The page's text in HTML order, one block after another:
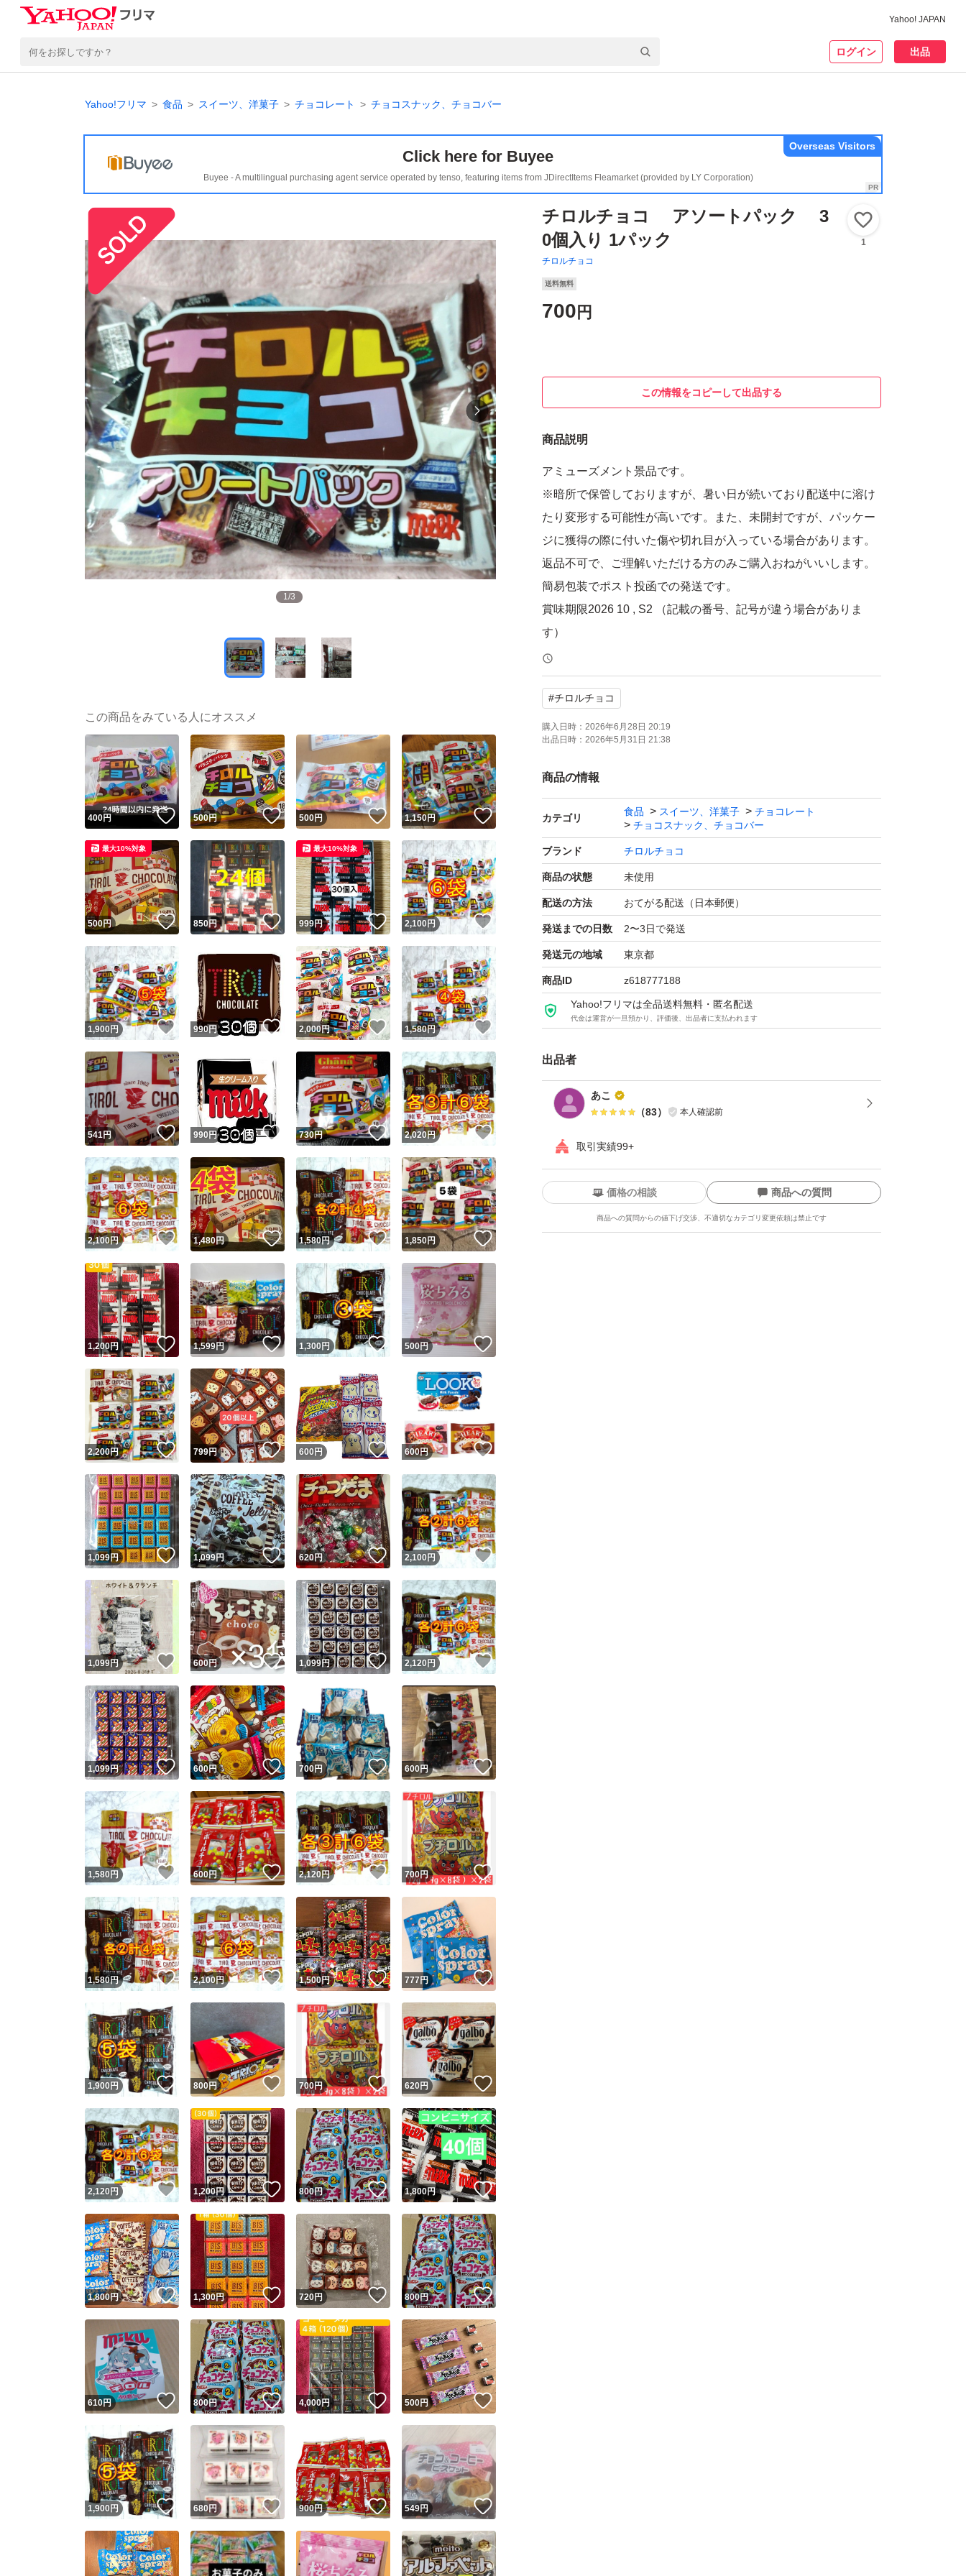
Yahoo! JAPAN
ログイン 出品
Yahoo!フリマ 食品 スイーツ、洋菓子 チョコレート チョコスナック、チョコバー
Click here for Buyee
Buyee - A multilingual purchasing agent service operated by tenso, featuring items from JDirectItems Fleamarket (provided by LY Corporation)
Overseas Visitors
1/3
チロルチョコ アソートパック 3
0個入り 1パック
チロルチョコ
1
送料無料
700 円
この情報をコピーして出品する
商品説明
アミューズメント景品です。
※暗所で保管しておりますが、暑い日が続いており配送中に溶け
たり変形する可能性が高いです。また、未開封ですが、パッケー
ジに獲得の際に付いた傷や切れ目が入っている場合があります。
返品不可で、ご理解いただける方のみご購入おねがいいします。
簡易包装でポスト投函での発送です。
賞味期限2026 10 , S2 （記載の番号、記号が違う場合がありま
す）
#チロルチョコ
購入日時： 2026年6月28日 20:19
出品日時： 2026年5月31日 21:38
商品の情報
カテゴリ
食品 スイーツ、洋菓子
チョコレート
チョコスナック、チョコバー
ブランド チロルチョコ
商品の状態 未使用
配送の方法 おてがる配送（日本郵便）
発送までの日数 2〜3日で発送
発送元の地域 東京都
商品ID z618777188
Yahoo!フリマは全品送料無料・匿名配送
代金は運営が一旦預かり、評価後、出品者に支払われます
出品者
あこ
（83） 本人確認前
取引実績99+
ユーザーの実績について
Yahoo!フリマが定めた一定の基準を満たしたユーザーにバッジを付与しています
安心取引出品者
安心取引出品者 Yahoo!フリマの基準をクリアした安心・安全なユーザーです
取引実績
取引実績◯+ このユーザーはYahoo!フリマの取引を完了させた実績があります
他フリマ実績◯+ このユーザーは他フリマサービスでの取引実績があります
スピード&安心発送
※このバッジは実績に基づく表示であり、発送を保証しているものではありません
スピード＆安心発送
このユーザーは高頻度で24時間以内＆設定した発送日数内に発送してい
ます
スピード発送 このユーザーは高頻度で24時間以内に発送しています
安心発送 このユーザーは設定した発送日数内に発送しています
価格の相談 商品への質問
商品への質問からの値下げ交渉、不適切なカテゴリ変更依頼は禁止です
この商品の情報をコピーします
商品画像の無断転載は禁止されています
コピーは1商品につき1回 です
出品ページへ
キャンセル
この商品をみている人にオススメ
400円 いいね！
500円 いいね！
500円 いいね！
1,150円 いいね！
500円 いいね！
最大10%対象
850円 いいね！
999円 いいね！
最大10%対象
2,100円 いいね！
1,900円 いいね！
990円 いいね！
2,000円 いいね！
1,580円
541円 いいね！
990 円 いいね！
730円 いいね！
2,020円 いいね！
2,100円 いいね！
1,480円 いいね！
1,580円 いいね！
1,850円 いいね！
1,200円 いいね！
1,599円 いいね！
1,300 円 いいね！
500円
2,200円 いいね！
799円 いいね！
600 円 いいね！
600円
1,099円 いいね！
1,099円 いいね！
620円 いいね！
2,100円 いいね！
1,099円 いいね！
600円 いいね！
1,099円 いいね！
2,120円 いいね！
1,099円 いいね！
600円 いいね！
700円 いいね！
600円 いいね！
1,580円 いいね！
600円 いいね！
2,120円 いいね！
700円
1,580円 いいね！
2,100円 いいね！
1,500円 いいね！
777円 いいね！
1,900 円 いいね！
800円 いいね！
700円 いいね！
620円
2,120円 いいね！
1,200円 いいね！
800円 いいね！
1,800円 いいね！
1,800円 いいね！
1,300円 いいね！
720円 いいね！
800円 いいね！
610円 いいね！
800円 いいね！
4,000円 いいね！
500円
1,900 円 いいね！
680円 いいね！
900円 いいね！
549円